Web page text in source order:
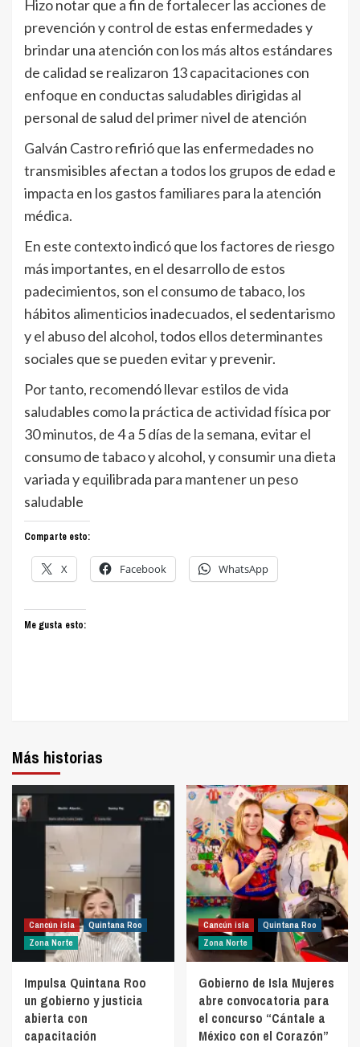
Hizo notar que a fin de fortalecer las acciones de
prevención y control de estas enfermedades y
brindar una atención con los más altos estándares
de calidad se realizaron 13 capacitaciones con
enfoque en conductas saludables dirigidas al
personal de salud del primer nivel de atención
Galván Castro refirió que las enfermedades no
transmisibles afectan a todos los grupos de edad e
impacta en los gastos familiares para la atención
médica.
En este contexto indicó que los factores de riesgo
más importantes, en el desarrollo de estos
padecimientos, son el consumo de tabaco, los
hábitos alimenticios inadecuados, el sedentarismo
y el abuso del alcohol, todos ellos determinantes
sociales que se pueden evitar y prevenir.
Por tanto, recomendó llevar estilos de vida
saludables como la práctica de actividad física por
30 minutos, de 4 a 5 días de la semana, evitar el
consumo de tabaco y alcohol, y consumir una dieta
variada y equilibrada para mantener un peso
saludable
Comparte esto:
X Facebook WhatsApp
Me gusta esto:
Más historias
Cancún isla
Quintana Roo
Zona Norte
Impulsa Quintana Roo
un gobierno y justicia
abierta con
capacitación
Cancún isla
Quintana Roo
Zona Norte
Gobierno de Isla Mujeres
abre convocatoria para
el concurso “Cántale a
México con el Corazón”